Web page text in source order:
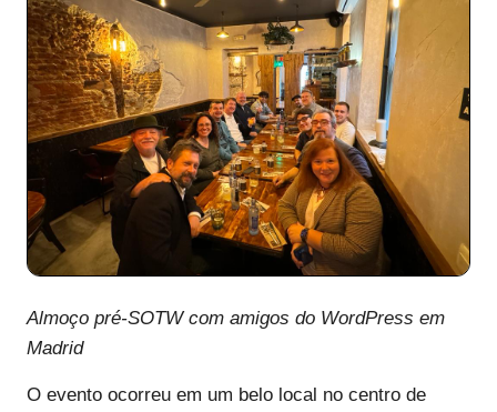
Almoço pré-SOTW com amigos do WordPress em
Madrid
O evento ocorreu em um belo local no centro de